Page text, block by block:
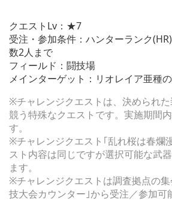
クエストLv：★7
受注・参加条件：ハンターランク
数2人まで
フィールド：闘技場
メインターゲット：リオレイア亜種
※チャレンジクエストは、決められ
競う特殊なクエストです。実施期間
す。
※チャレンジクエスト｢乱れ桜は春
スト内容は同じですが選択可能な武
ます。
※チャレンジクエストは調査拠点の
技大会カウンター｣から受注／参加可